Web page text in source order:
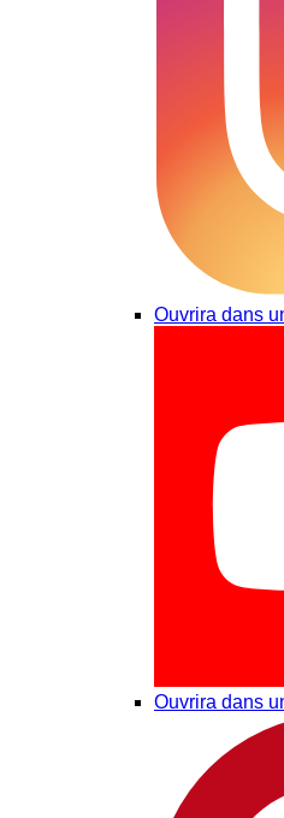
Ouvrira dans
Ouvrira dans